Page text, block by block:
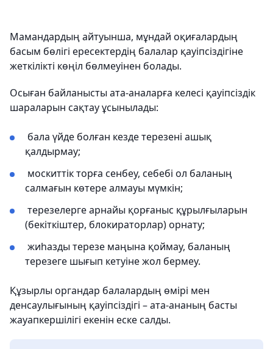
Мамандардың айтуынша, мұндай оқиғалардың
басым бөлігі ересектердің балалар қауіпсіздігіне
жеткілікті көңіл бөлмеуінен болады.
Осыған байланысты ата-аналарға келесі қауіпсіздік
шараларын сақтау ұсынылады:
бала үйде болған кезде терезені ашық
қалдырмау;
москиттік торға сенбеу, себебі ол баланың
салмағын көтере алмауы мүмкін;
терезелерге арнайы қорғаныс құрылғыларын
(бекіткіштер, блокираторлар) орнату;
жиһазды терезе маңына қоймау, баланың
терезеге шығып кетуіне жол бермеу.
Құзырлы органдар балалардың өмірі мен
денсаулығының қауіпсіздігі – ата-ананың басты
жауапкершілігі екенін еске салды.